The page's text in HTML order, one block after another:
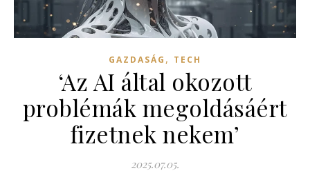
GAZDASÁG , TECH
‘Az AI által okozott
problémák megoldásáért
fizetnek nekem’
2025.07.05.